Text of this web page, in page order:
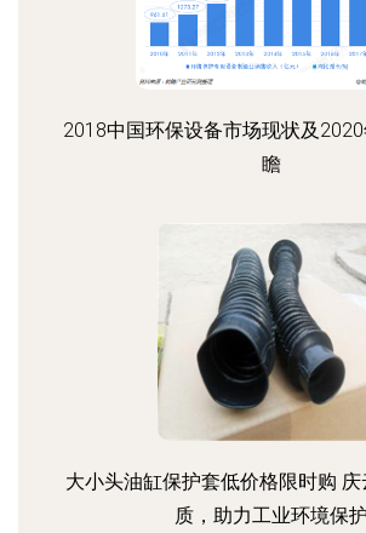
2018中国环保设备市场现状及
瞻
大小头油缸保护套低价格限时购
质，助力工业环境保护